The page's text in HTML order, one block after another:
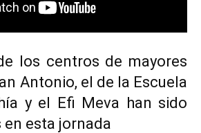
los centros de mayores
Antonio, el de la Escuela
y el Efi Meva han sido
esta jornada